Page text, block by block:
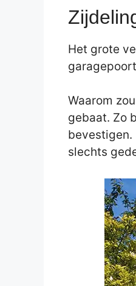
Het grote
Waarom
gebaat. Zo
bevestigen.
slechts